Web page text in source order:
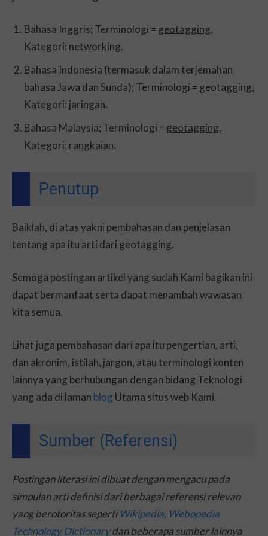
Bahasa Inggris; Terminologi = geotagging,
Kategori: networking.
Bahasa Indonesia (termasuk dalam terjemahan
bahasa Jawa dan Sunda); Terminologi = geotagging,
Kategori: jaringan.
Bahasa Malaysia; Terminologi = geotagging,
Kategori: rangkaian.
Penutup
Baiklah, di atas yakni pembahasan dan penjelasan
tentang apa itu arti dari geotagging.
Semoga postingan artikel yang sudah Kami bagikan ini
dapat bermanfaat serta dapat menambah wawasan
kita semua.
Lihat juga pembahasan dari apa itu pengertian, arti,
dan akronim, istilah, jargon, atau terminologi konten
lainnya yang berhubungan dengan bidang Teknologi
yang ada di laman blog Utama situs web Kami.
Sumber (Referensi)
Postingan literasi ini dibuat dengan mengacu pada
simpulan arti definisi dari berbagai referensi relevan
yang berotoritas sepertiWikipedia, Webopedia
Technology Dictionarydan beberapa sumber lainnya